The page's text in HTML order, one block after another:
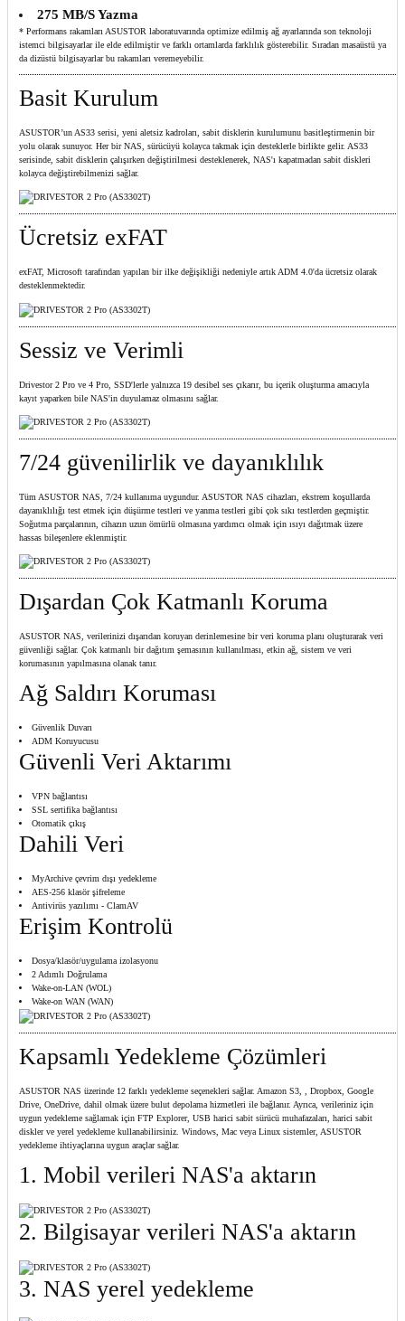
275 MB/S Yazma
* Performans rakamları ASUSTOR laboratuvarında optimize edilmiş ağ ayarlarında son teknoloji
istemci bilgisayarlar ile elde edilmiştir ve farklı ortamlarda farklılık gösterebilir. Sıradan masaüstü ya
da dizüstü bilgisayarlar bu rakamları veremeyebilir.
Basit Kurulum
ASUSTOR’un AS33 serisi, yeni aletsiz kadroları, sabit disklerin kurulumunu basitleştirmenin bir
yolu olarak sunuyor. Her bir NAS, sürücüyü kolayca takmak için desteklerle birlikte gelir. AS33
serisinde, sabit disklerin çalışırken değiştirilmesi desteklenerek, NAS'ı kapatmadan sabit diskleri
kolayca değiştirebilmenizi sağlar.
Ücretsiz exFAT
exFAT, Microsoft tarafından yapılan bir ilke değişikliği nedeniyle artık ADM 4.0'da ücretsiz olarak
desteklenmektedir.
Sessiz ve Verimli
Drivestor 2 Pro ve 4 Pro, SSD'lerle yalnızca 19 desibel ses çıkarır, bu içerik oluşturma amacıyla
kayıt yaparken bile NAS'in duyulamaz olmasını sağlar.
7/24 güvenilirlik ve dayanıklılık
Tüm ASUSTOR NAS, 7/24 kullanıma uygundur. ASUSTOR NAS cihazları, ekstrem koşullarda
dayanıklılığı test etmek için düşürme testleri ve yanma testleri gibi çok sıkı testlerden geçmiştir.
Soğutma parçalarının, cihazın uzun ömürlü olmasına yardımcı olmak için ısıyı dağıtmak üzere
hassas bileşenlere eklenmiştir.
Dışardan Çok Katmanlı Koruma
ASUSTOR NAS, verilerinizi dışarıdan koruyan derinlemesine bir veri koruma planı oluşturarak veri
güvenliği sağlar. Çok katmanlı bir dağıtım şemasının kullanılması, etkin ağ, sistem ve veri
korumasının yapılmasına olanak tanır.
Ağ Saldırı Koruması
Güvenlik Duvarı
ADM Koruyucusu
Güvenli Veri Aktarımı
VPN bağlantısı
SSL sertifika bağlantısı
Otomatik çıkış
Dahili Veri
MyArchive çevrim dışı yedekleme
AES-256 klasör şifreleme
Antivirüs yazılımı - ClamAV
Erişim Kontrolü
Dosya/klasör/uygulama izolasyonu
2 Adımlı Doğrulama
Wake-on-LAN (WOL)
Wake-on WAN (WAN)
Kapsamlı Yedekleme Çözümleri
ASUSTOR NAS üzerinde 12 farklı yedekleme seçenekleri sağlar. Amazon S3, , Dropbox, Google
Drive, OneDrive, dahil olmak üzere bulut depolama hizmetleri ile bağlanır. Ayrıca, verileriniz için
uygun yedekleme sağlamak için FTP Explorer, USB harici sabit sürücü muhafazaları, harici sabit
diskler ve yerel yedekleme kullanabilirsiniz. Windows, Mac veya Linux sistemler, ASUSTOR
yedekleme ihtiyaçlarına uygun araçlar sağlar.
1. Mobil verileri NAS'a aktarın
2. Bilgisayar verileri NAS'a aktarın
3. NAS yerel yedekleme